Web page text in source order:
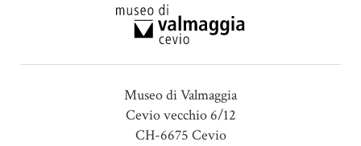
Museo di Valmaggia
Cevio vecchio 6/12
CH-6675 Cevio